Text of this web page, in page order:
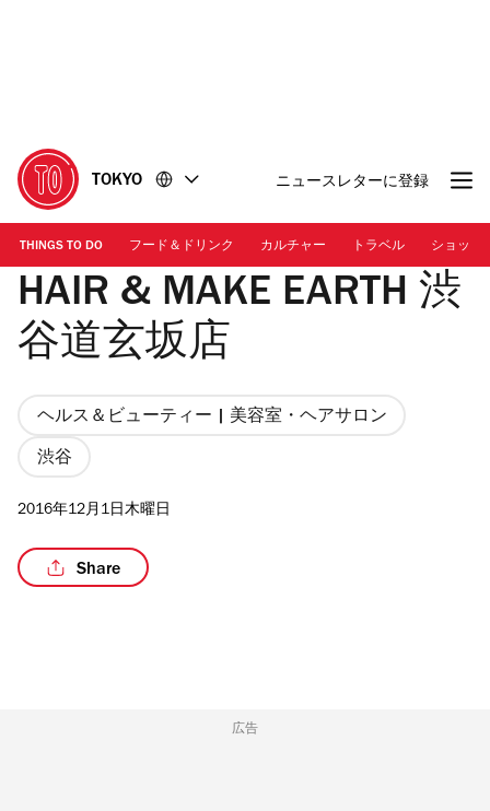
に
移
動
移
動
TOKYO ニュースレターに登録
THINGS TO DO フード＆ドリンク カルチャー トラベル ショッピ
HAIR & MAKE EARTH 渋
谷道玄坂店
ヘルス＆ビューティー | 美容室・ヘアサロン
渋谷
2016年12月1日木曜日
Share
広告